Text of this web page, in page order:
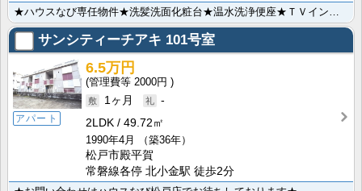
★ハウスなび専任物件★洗髪洗面化粧台★温水洗浄便座★ＴＶインターホン★おすすめ物件★
サンシティーチアキ 101号室
アパート
6.5万円
2000円
1ヶ月
-
2LDK
49.72㎡
1990年4月
（築36年）
松戸市殿平賀
常磐線各停 北小金駅 徒歩2分